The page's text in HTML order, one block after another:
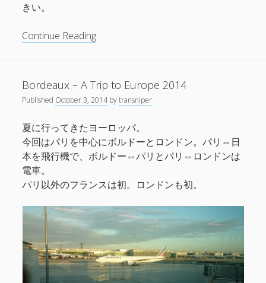
きい。
Continue ReadingLondon
to
Europe
Bordeaux – A Trip to Europe 2014
Published October 3, 2014bytransniper
夏に行ってきたヨーロッパ。
今回はパリを中心にボルドーとロンドン。パリ⇔日
本を飛行機で、ボルドー⇔パリとパリ⇔ロンドンは
電車。
パリ以外のフランスは初。ロンドンも初。